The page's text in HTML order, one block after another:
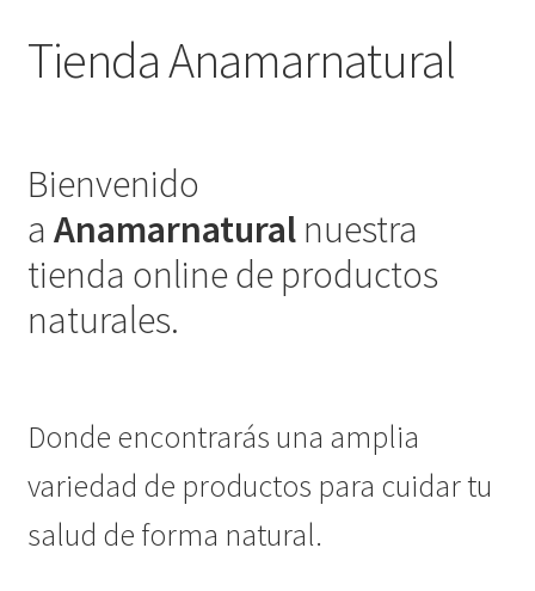
Tienda Anamarnatural
Bienvenido
a Anamarnaturalnuestra
tienda online de productos
naturales.
Donde encontrarás una amplia
variedad de productos para cuidar tu
salud de forma natural.